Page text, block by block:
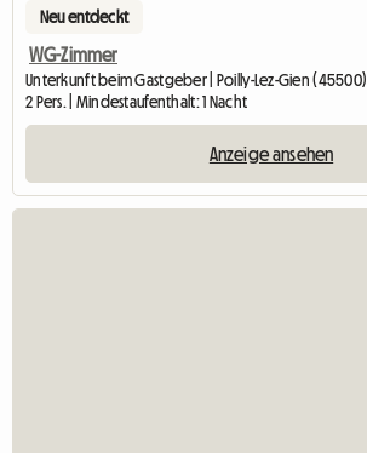
Neu entdeckt
WG-Zimmer
Unterkunft beim Gastgeber | Poilly-Lez-Gien (45500)
2 Pers. | Mindestaufenthalt: 1 Nacht
Anzeige ansehen